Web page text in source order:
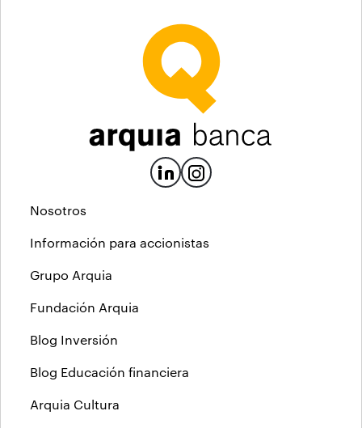
Nosotros
Información para accionistas
Grupo Arquia
Fundación Arquia
Blog Inversión
Blog Educación financiera
Arquia Cultura